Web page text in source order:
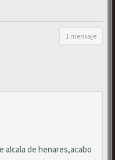
1 mensaje
alcala de henares,acabo